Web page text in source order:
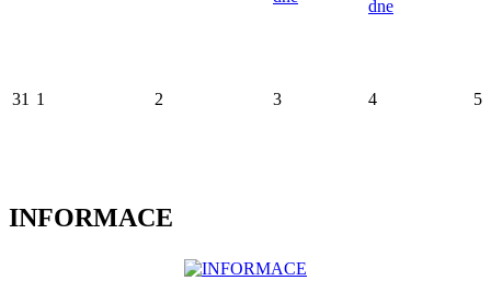
dne
31 1 2 3 4 5
INFORMACE